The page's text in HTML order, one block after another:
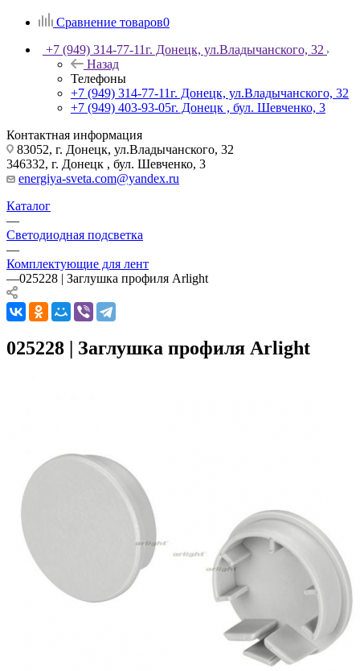
Сравнение товаров0
+7 (949) 314-77-11г. Донецк, ул.Владычанского, 32
Назад
Телефоны
+7 (949) 314-77-11г. Донецк, ул.Владычанского, 32
+7 (949) 403-93-05г. Донецк , бул. Шевченко, 3
Контактная информация
83052, г. Донецк, ул.Владычанского, 32
346332, г. Донецк , бул. Шевченко, 3
energiya-sveta.com@yandex.ru
Каталог
—
Светодиодная подсветка
—
Комплектующие для лент
—025228 | Заглушка профиля Arlight
025228 | Заглушка профиля Arlight